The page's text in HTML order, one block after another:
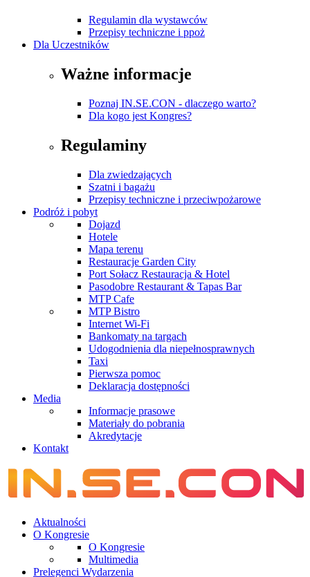
Regulamin dla wystawców
Przepisy techniczne i ppoż
Dla Uczestników
Ważne informacje
Poznaj IN.SE.CON - dlaczego warto?
Dla kogo jest Kongres?
Regulaminy
Dla zwiedzających
Szatni i bagażu
Przepisy techniczne i przeciwpożarowe
Podróż i pobyt
Dojazd
Hotele
Mapa terenu
Restauracje Garden City
Port Sołacz Restauracja & Hotel
Pasodobre Restaurant & Tapas Bar
MTP Cafe
MTP Bistro
Internet Wi-Fi
Bankomaty na targach
Udogodnienia dla niepełnosprawnych
Taxi
Pierwsza pomoc
Deklaracja dostępności
Media
Informacje prasowe
Materiały do pobrania
Akredytacje
Kontakt
Aktualności
O Kongresie
O Kongresie
Multimedia
Prelegenci Wydarzenia